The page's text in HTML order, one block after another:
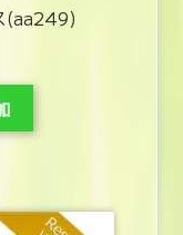
(aa249)